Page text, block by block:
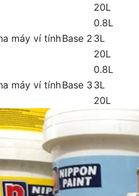
20L
máy ví tínhBase 2
0.8L
3L
20L
máy ví tínhBase 3
0.8L
3L
20L